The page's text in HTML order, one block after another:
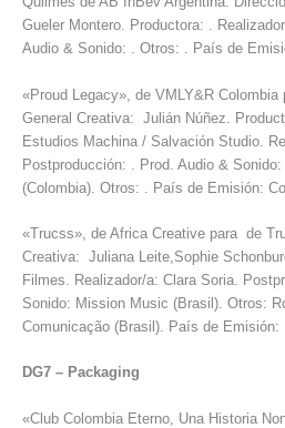
Gueler Montero. Productora: .
Audio & Sonido: . Otros: . País de
«Proud Legacy», de VMLY&R
General Creativa: Julián Núñez.
Estudios Machina / Salvación Studio.
Postproducción: . Prod. Audio &
(Colombia). Otros: . País de Emisión:
«Trucss», de Africa Creative para de
Creativa: Juliana Leite,Sophie
Filmes. Realizador/a: Clara Soria.
Sonido: Mission Music (Brasil). Otros:
Comunicação (Brasil). País de Emisión:
DG7 – Packaging
«Club Colombia Eterno, Una Historia